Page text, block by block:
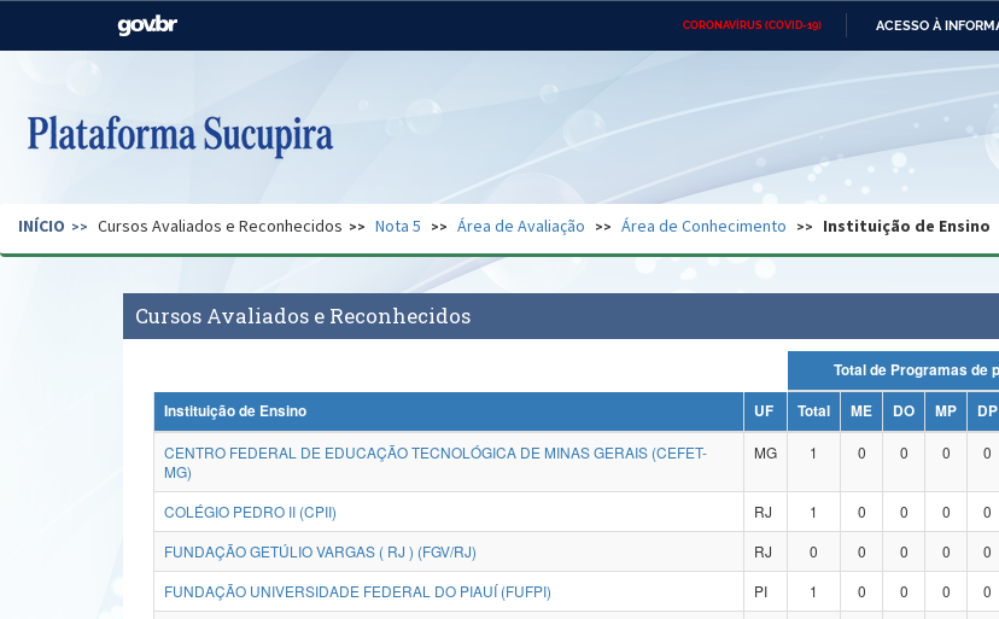
CORONAVÍRUS (COVID-19) ACESSO À
Casa Civil Ministério das Relações
Pecuária e Abastecimento
Ministério do Desenvolvimento
Regional
Secretaria de Governo Gabinete de Segurança Advocacia-Geral da União Banco Central do Brasil
INÍCIO Cursos Avaliados e Reconhecidos Nota 5 Área de Avaliação Área de Conhecimento Instituição de Ensino
Cursos Avaliados e Reconhecidos
Instituição de Ensino
UF Total ME DO MP DP
CENTRO FEDERAL DE EDUCAÇÃO TECNOLÓGICA DE MINAS GERAIS (CEFET-
MG)
MG 1 0 0 0 0
COLÉGIO PEDRO II (CPII) RJ 1 0 0 0 0
FUNDAÇÃO GETÚLIO VARGAS ( RJ ) (FGV/RJ)
RJ 0 0 0 0 0
FUNDAÇÃO UNIVERSIDADE FEDERAL DO PIAUÍ (FUFPI)
PI 1 0 0 0 0